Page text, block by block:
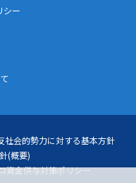
シー
社会的勢力に対する基本方針
(概要)
資金供与対策ポリシー